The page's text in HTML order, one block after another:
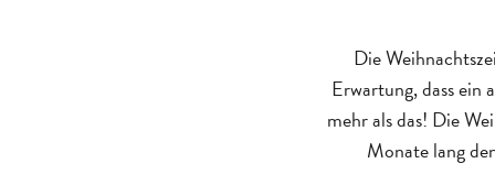
Die
Erwartung, dass
mehr als das! Die
Monate lang